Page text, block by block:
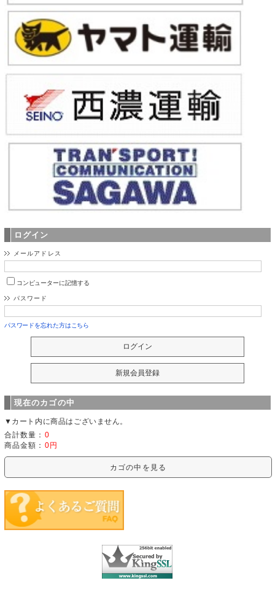
ログイン
メールアドレス
コンピューターに記憶する
パスワード
パスワードを忘れた方はこちら
現在のカゴの中
▼カート内に商品はございません。
合計数量： 0
商品金額： 0円
カゴの中を見る